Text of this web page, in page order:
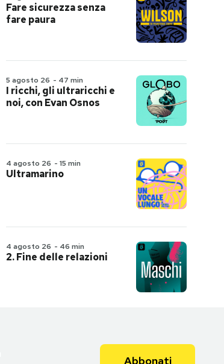
Fare sicurezza senza
fare paura
5 agosto 26 - 47 min
I ricchi, gli ultraricchi e
noi, con Evan Osnos
4 agosto 26 - 15 min
Ultramarino
4 agosto 26 - 46 min
2. Fine delle relazioni
Abbonati